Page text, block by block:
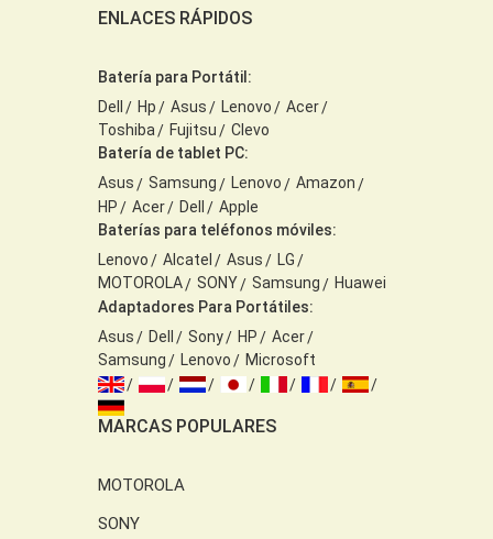
ENLACES RÁPIDOS
Batería para Portátil:
Dell
Hp Asus Lenovo
Acer
Toshiba
Fujitsu
Clevo
Batería de tablet PC:
Asus
Samsung Lenovo
Amazon
HP
Acer Dell
Apple
Baterías para teléfonos móviles:
Lenovo
Alcatel Asus
LG
MOTOROLA
SONY Samsung
Huawei
Adaptadores Para Portátiles:
Asus
Dell Sony HP
Acer
Samsung
Lenovo Microsoft
MARCAS POPULARES
MOTOROLA
SONY